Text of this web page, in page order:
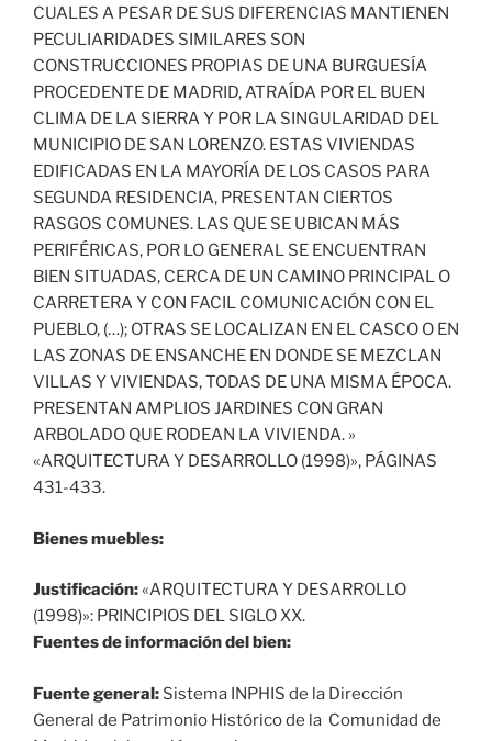
CUALES A PESAR DE SUS DIFERENCIAS MANTIENEN
PECULIARIDADES SIMILARES SON
CONSTRUCCIONES PROPIAS DE UNA BURGUESÍA
PROCEDENTE DE MADRID, ATRAÍDA POR EL BUEN
CLIMA DE LA SIERRA Y POR LA SINGULARIDAD DEL
MUNICIPIO DE SAN LORENZO. ESTAS VIVIENDAS
EDIFICADAS EN LA MAYORÍA DE LOS CASOS PARA
SEGUNDA RESIDENCIA, PRESENTAN CIERTOS
RASGOS COMUNES. LAS QUE SE UBICAN MÁS
PERIFÉRICAS, POR LO GENERAL SE ENCUENTRAN
BIEN SITUADAS, CERCA DE UN CAMINO PRINCIPAL O
CARRETERA Y CON FACIL COMUNICACIÓN CON EL
PUEBLO, (…); OTRAS SE LOCALIZAN EN EL CASCO O EN
LAS ZONAS DE ENSANCHE EN DONDE SE MEZCLAN
VILLAS Y VIVIENDAS, TODAS DE UNA MISMA ÉPOCA.
PRESENTAN AMPLIOS JARDINES CON GRAN
ARBOLADO QUE RODEAN LA VIVIENDA. »
«ARQUITECTURA Y DESARROLLO (1998)», PÁGINAS
431-433.
Bienes muebles:
Justificación:«ARQUITECTURA Y DESARROLLO
(1998)»: PRINCIPIOS DEL SIGLO XX.
Fuentes de información del bien:
Fuente general: Sistema INPHIS de la Dirección
General de Patrimonio Histórico de la Comunidad de